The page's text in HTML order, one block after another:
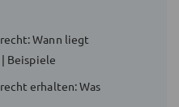
Wann liegt
Beispiele
erhalten: Was